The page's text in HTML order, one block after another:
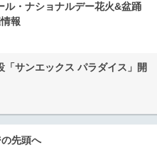
ル・ナショナルデー花火&盆踊
報
「サンエックス パラダイス」開
先頭へ